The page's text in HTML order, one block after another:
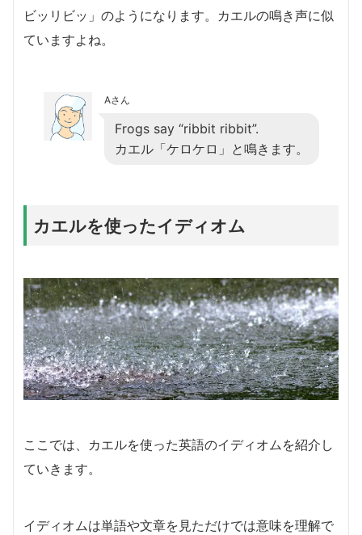
ビッリビッ」のようになります。カエルの鳴き声に似
ていますよね。
Aさん
Frogs say “ribbit ribbit”.
カエル「ケロケロ」と鳴きます。
カエルを使ったイディオム
ここでは、カエルを使った英語のイディオムを紹介し
ていきます。
イディオムは単語や文章を見ただけでは意味を理解で